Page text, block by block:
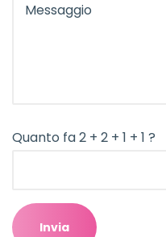
Quanto fa 2 + 2 + 1 + 1 ?